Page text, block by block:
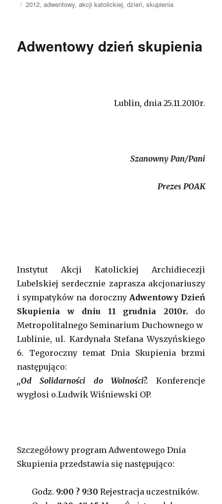
Tagi
2012,adwentowy,akcji katolickiej,dzień,skupienia
Adwentowy dzień skupienia
Lublin, dnia 25.11.2010r.
Szanowny Pan/Pani
Prezes POAK
Instytut Akcji Katolickiej Archidiecezji
Lubelskiej serdecznie zaprasza akcjonariuszy
i sympatyków na doroczny Adwentowy Dzień
Skupienia w dniu 11 grudnia 2010r. do
Metropolitalnego Seminarium Duchownego w
Lublinie, ul. Kardynała Stefana Wyszyńskiego
6. Tegoroczny temat Dnia Skupienia brzmi
następująco:
,,Od Solidarności do Wolności?. Konferencje
wygłosi o.Ludwik Wiśniewski OP.
Szczegółowy program Adwentowego Dnia
Skupienia przedstawia się następująco:
Godz. 9:00 ? 9:30 Rejestracja uczestników.